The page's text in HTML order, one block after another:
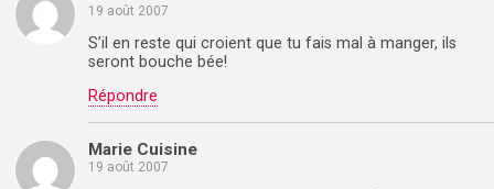
19 août 2007
S’il en reste qui croient que tu fais mal à manger, ils
seront bouche bée!
Répondre
Marie Cuisine
19 août 2007